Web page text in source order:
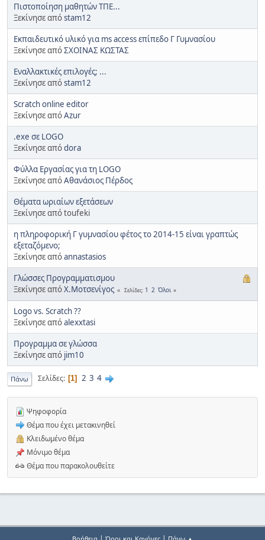
Πιστοποίηση μαθητών ΤΠΕ...
Ξεκίνησε απόstam12
Εκπαιδευτικό υλικό για ms access επίπεδο Γ Γυμνασίου
Ξεκίνησε απόΣΧΟΙΝΑΣ ΚΩΣΤΑΣ
Εναλλακτικές επιλογές; ...
Ξεκίνησε απόstam12
Scratch online editor
Ξεκίνησε απόAzur
.exe σε LOGO
Ξεκίνησε απόdora
Φύλλα Εργασίας για τη LOGO
Ξεκίνησε απόΑθανάσιος Πέρδος
Θέματα ωριαίων εξετάσεων
Ξεκίνησε από toufeki
η πληροφορική Γ γυμνασίου φέτος το 2014-15 είναι γραπτώς
εξεταζόμενο;
Ξεκίνησε απόannastasios
Γλώσσες Προγραμματισμου
Ξεκίνησε απόΧ.Μοτσενίγος Σελίδες 1 2 Όλοι
Logo vs. Scratch ??
Ξεκίνησε απόalexxtasi
Προγραμμα σε γλώσσα
Ξεκίνησε από jim10
Πάνω Σελίδες 1 2 3 4
Ψηφοφορία
Θέμα που έχει μετακινηθεί
Κλειδωμένο θέμα
Μόνιμο θέμα
Θέμα που παρακολουθείτε